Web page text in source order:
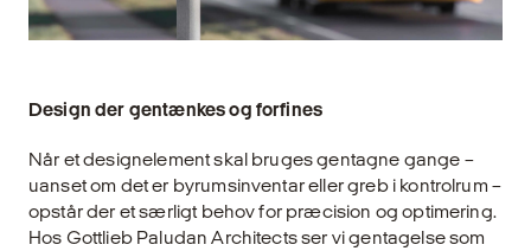
Design der gentænkes og forfines
Når et designelement skal bruges gentagne gange –
uanset om det er byrumsinventar eller greb i kontrolrum –
opstår der et særligt behov for præcision og optimering.
Hos Gottlieb Paludan Architects ser vi gentagelse som